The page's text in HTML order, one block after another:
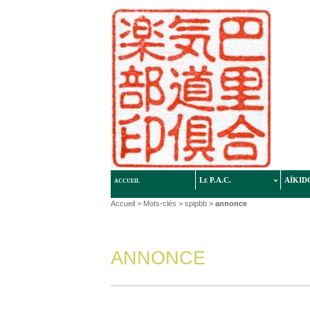
accueil Le P.A.C.
Accueil > Mots-clés > spipbb > annonce
ANNONCE